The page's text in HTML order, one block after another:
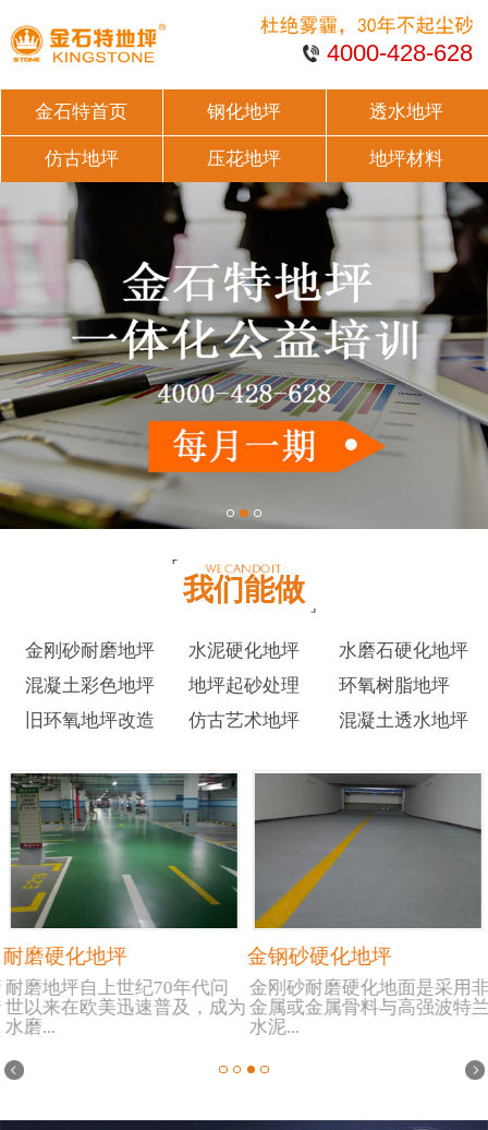
4000-428-628
金石特首页 钢化地坪 透水地坪
仿古地坪 压花地坪 地坪材料
我们能做
金刚砂耐磨地坪 水泥硬化地坪
水磨石硬化地坪
混凝土彩色地坪
地坪起砂处理
环氧树脂地坪
旧环氧地坪改造
仿古艺术地坪 混凝土透水地坪
耐磨硬化地坪
耐磨地坪自上世纪70年代问
世以来在欧美迅速普及，成为
水磨...
金钢砂硬化地坪
金刚砂耐磨硬化地面是采用非
金属或金属骨料与高强波特兰
水泥...